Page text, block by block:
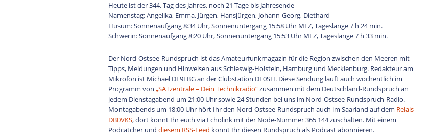
zu
regeln.
Heute ist der 344. Tag des Jahres, noch 21 Tage bis Jahresende
Namenstag: Angelika, Emma, Jürgen, Hansjürgen, Johann-Georg, Diethard
Husum: Sonnenaufgang 8:34 Uhr, Sonnenuntergang 15:58 Uhr MEZ, Tageslänge 7 h 24 min.
Schwerin: Sonnenaufgang 8:20 Uhr, Sonnenuntergang 15:53 Uhr MEZ, Tageslänge 7 h 33 min.
Der Nord-Ostsee-Rundspruch ist das Amateurfunkmagazin für die Region zwischen den Meeren mit
Tipps, Meldungen und Hinweisen aus Schleswig-Holstein, Hamburg und Mecklenburg. Redakteur am
Mikrofon ist Michael DL9LBG an der Clubstation DL0SH. Diese Sendung läuft auch wöchentlich im
Programm von „SATzentrale – Dein Technikradio“zusammen mit dem Deutschland-Rundspruch an
jedem Dienstagabend um 21:00 Uhr sowie 24 Stunden bei uns im Nord-Ostsee-Rundspruch-Radio.
Montagabends um 18:00 Uhr hört Ihr den Nord-Ostsee-Rundspruch auch im Saarland auf dem Relais
DB0VKS, dort könnt Ihr euch via Echolink mit der Node-Nummer 365 144 zuschalten. Mit einem
Podcatcher und diesem RSS-Feed könnt Ihr diesen Rundspruch als Podcast abonnieren.